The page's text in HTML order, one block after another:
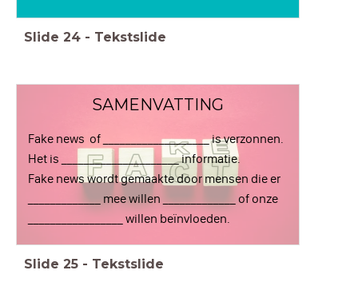
Slide 24 - Tekstslide
SAMENVATTING
Fake news of ___________________ is verzonnen.
Het is _____________________ informatie.
Fake news wordt gemaakte door mensen die er
_____________ mee willen _____________ of onze
_________________ willen beïnvloeden.
Slide 25 - Tekstslide